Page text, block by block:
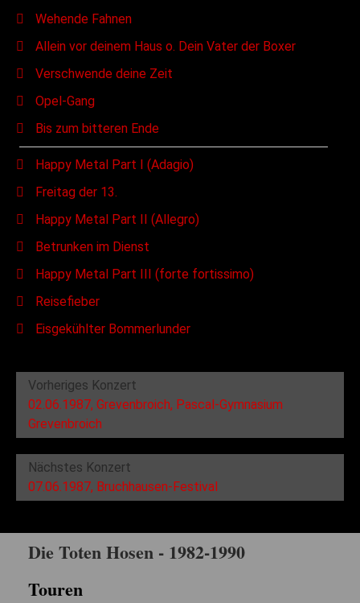
Wehende Fahnen
Allein vor deinem Haus o. Dein Vater der Boxer
Verschwende deine Zeit
Opel-Gang
Bis zum bitteren Ende
Happy Metal Part I (Adagio)
Freitag der 13.
Happy Metal Part II (Allegro)
Betrunken im Dienst
Happy Metal Part III (forte fortissimo)
Reisefieber
Eisgekühlter Bommerlunder
Vorheriges Konzert
02.06.1987, Grevenbroich, Pascal-Gymnasium
Grevenbroich
Nächstes Konzert
07.06.1987, Bruchhausen-Festival
Die Toten Hosen - 1982-1990
Touren